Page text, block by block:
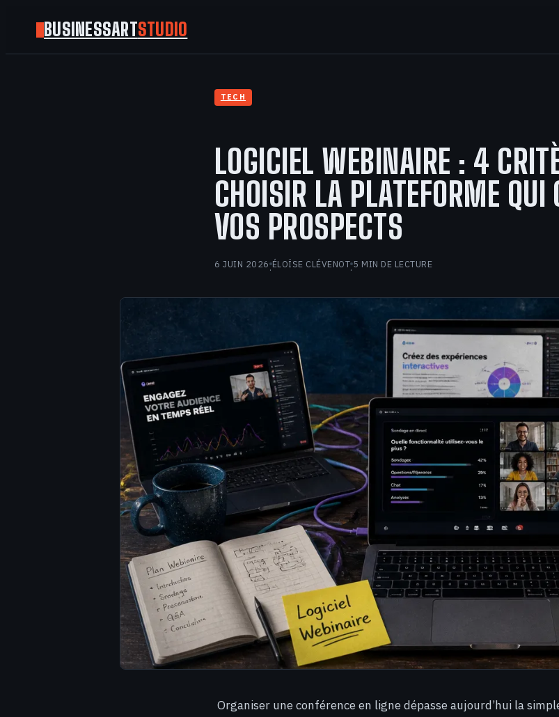
BUSINESSARTSTUDIO
TECH
LOGICIEL WEBINAIRE : 4
CHOISIR LA PLATEFORME QUI
VOS PROSPECTS
6 JUIN 2026·ÉLOÏSE CLÉVENOT·5 MIN DE LECTURE
Organiser une conférence en ligne dépasse aujourd’hui la